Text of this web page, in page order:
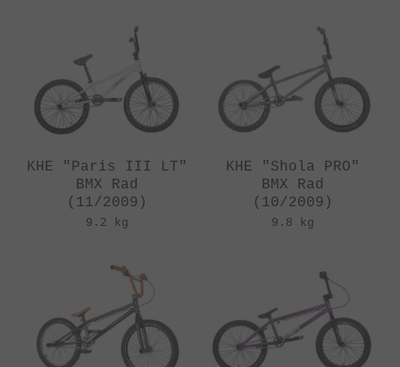
KHE "Paris III LT"
BMX Rad
(11/2009)
9.2 kg
KHE "Shola PRO"
BMX Rad
(10/2009)
9.8 kg